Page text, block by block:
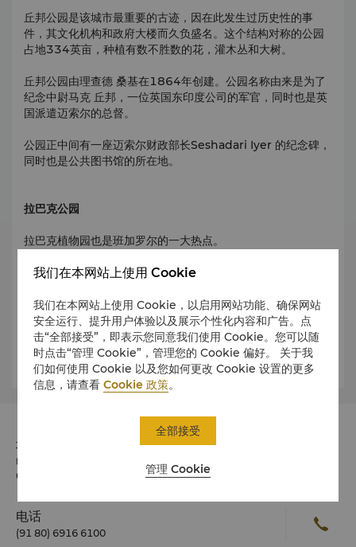
丘邦公园是该城市最重要的古迹，因在此发生过历史性的事
件，其文化机构和政府大楼而久负盛名。这个结构对称的公园
占地334英亩，种植有数不胜数的花，灌木丛和大树。
丘邦公园由理查德 桑基在1864年创建。公园名称由来是为了
纪念中尉马克 丘邦，一位英国东印度公司的军官，同时也是英
国派遣迈索尔的总督。
公园正中间有一座迈索尔财政部长Seshadari Iyer 的纪念碑，
同时也是公共图书馆的所在地。
拉巴克公园
拉巴克植物园也是班加罗尔的一大热点。
拉巴克植物园于1760年动工建设，当时是海德 阿里统治的时
拉巴克植物园位于班加罗尔南部，占地面积240英亩，采用莫
卧儿王朝的风格建设。拉巴克植物园中满是来自世界各地的珍
稀植物。拉巴克石也正是处于植物园里，据估测它大概有30亿
年的历史。
地址
印度No 56-6B Palace Road, Bengaluru 邮政编码 560
001
电话
(91 80) 6916 6100
我们在本网站上使用 Cookie
我们在本网站上使用 Cookie，以启用网站功能、确保网站
安全运行、提升用户体验以及展示个性化内容和广告。点
击“全部接受”，即表示您同意我们使用 Cookie。您可以随
时点击“管理 Cookie”，管理您的 Cookie 偏好。 关于我
们如何使用 Cookie 以及您如何更改 Cookie 设置的更多
信息，请查看Cookie 政策。
管理 Cookie
全部接受